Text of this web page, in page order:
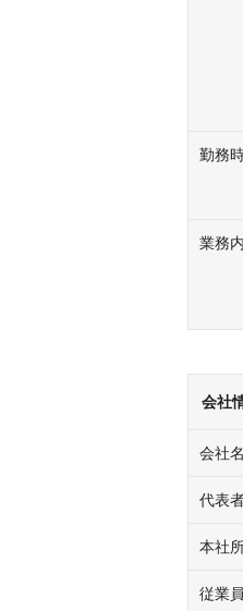
勤務
業務
会社
会社名
代表
本社
従業